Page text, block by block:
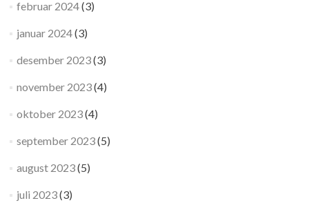
februar 2024(3)
januar 2024(3)
desember 2023(3)
november 2023(4)
oktober 2023(4)
september 2023(5)
august 2023(5)
juli 2023(3)